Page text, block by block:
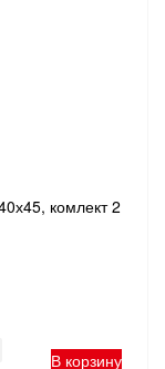
комлект 2
В корзину